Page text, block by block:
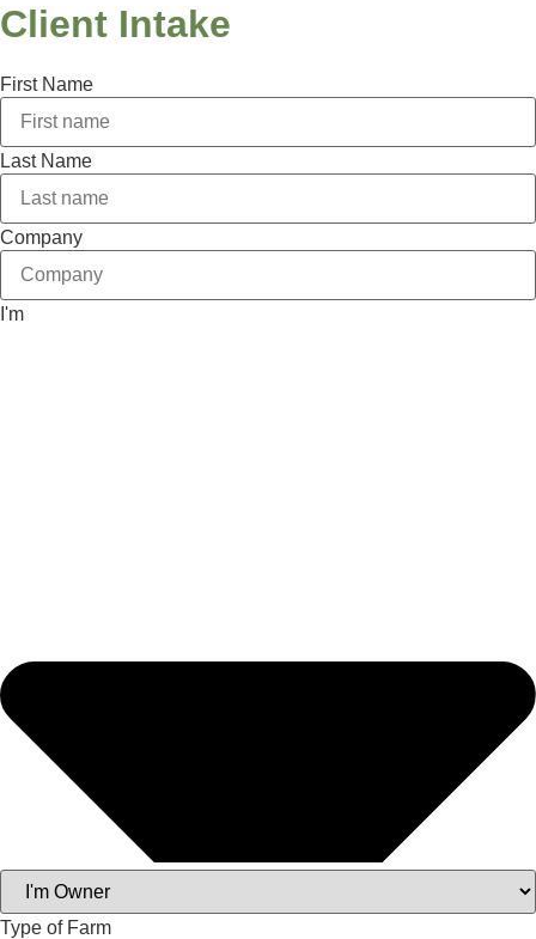
Client Intake
First Name
Last Name
Company
I'm
Type of Farm